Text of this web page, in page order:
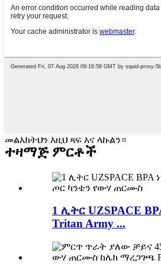
መልእክትህን እዚህ ጻፍ እና ላኩልን።
ተዛማጅ ምርቶች
1 ሊትር UZSPACE
Tritan Army ...